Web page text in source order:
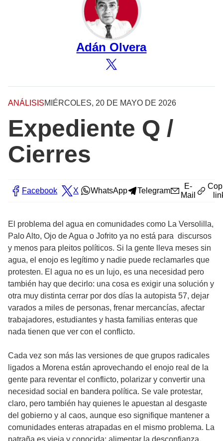
Adán Olvera
ANÁLISISMIÉRCOLES, 20 DE MAYO DE 2026
Expediente Q /
Cierres
Facebook X WhatsApp Telegram
E-
Mail
El problema del agua en comunidades como La Versolilla,
Palo Alto, Ojo de Agua o Jofrito ya no está para discursos
y menos para pleitos políticos. Si la gente lleva meses sin
agua, el enojo es legítimo y nadie puede reclamarles que
protesten. El agua no es un lujo, es una necesidad pero
también hay que decirlo: una cosa es exigir una solución y
otra muy distinta cerrar por dos días la autopista 57, dejar
varados a miles de personas, frenar mercancías, afectar
trabajadores, estudiantes y hasta familias enteras que
nada tienen que ver con el conflicto.
Cada vez son más las versiones de que grupos radicales
ligados a Morena están aprovechando el enojo real de la
gente para reventar el conflicto, polarizar y convertir una
necesidad social en bandera política. Se vale protestar,
claro, pero también hay quienes le apuestan al desgaste
del gobierno y al caos, aunque eso signifique mantener a
comunidades enteras atrapadas en el mismo problema. La